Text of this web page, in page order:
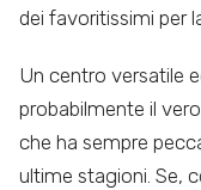
dei favoritissimi per
Un centro versatile
probabilmente il
che ha sempre
ultime stagioni. Se,